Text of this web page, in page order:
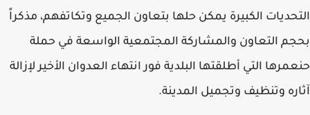
التحديات الكبيرة يمكن حلها بتعاون الجميع وتكاتفهم، مذكراً
بحجم التعاون والمشاركة المجتمعية الواسعة في حملة
حنعمرها التي أطلقتها البلدية فور انتهاء العدوان الأخير لإزالة
آثاره وتنظيف وتجميل المدينة.